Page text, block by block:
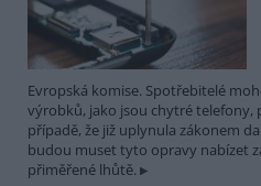
Evropská komise. Spotřebitelé
výrobků, jako jsou chytré telefony,
případě, že již uplynula zákonem
budou muset tyto opravy nabízet
přiměřené lhůtě.